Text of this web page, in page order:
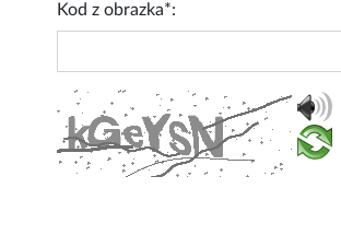
Kod z obrazka*: